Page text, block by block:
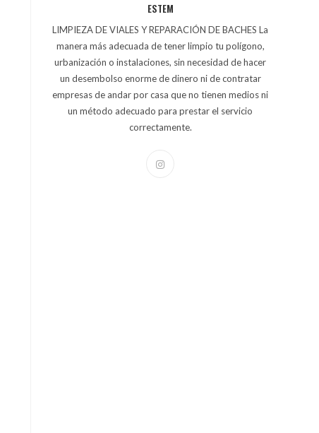
ESTEM
LIMPIEZA DE VIALES Y REPARACIÓN DE BACHES La
manera más adecuada de tener limpio tu polígono,
urbanización o instalaciones, sin necesidad de hacer
un desembolso enorme de dinero ni de contratar
empresas de andar por casa que no tienen medios ni
un método adecuado para prestar el servicio
correctamente.